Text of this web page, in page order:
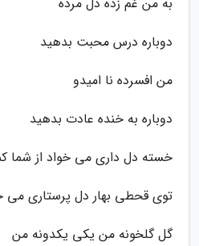
دوباره درس محبت بدهید
من افسرده نا امیدو
دوباره به خنده عادت بدهید
خسته دل داری می خواد از شما
توی قحطی بهار دل پرستاری می
گل گلخونه من یکی یکدونه من